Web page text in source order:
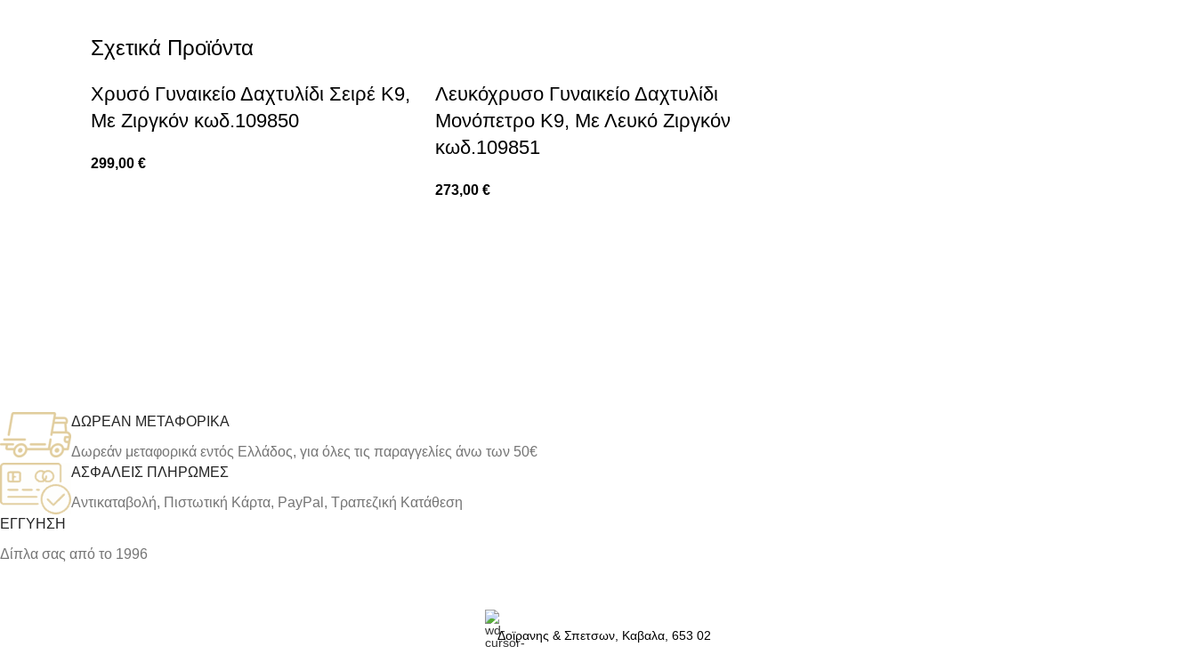
Σχετικά Προϊόντα
Χρυσό Γυναικείο Δαχτυλίδι Σειρέ Κ9,
Με Ζιργκόν κωδ.109850
299,00 €
Λευκόχρυσο Γυναικείο Δαχτυλίδι
Μονόπετρο Κ9, Με Λευκό Ζιργκόν
κωδ.109851
273,00 €
ΔΩΡΕΑΝ ΜΕΤΑΦΟΡΙΚΑ
Δωρεάν μεταφορικά εντός Ελλάδος, για όλες τις παραγγελίες άνω των 50€
ΑΣΦΑΛΕΙΣ ΠΛΗΡΩΜΕΣ
Αντικαταβολή, Πιστωτική Κάρτα, PayPal, Τραπεζική Kατάθεση
ΕΓΓΥΗΣΗ
Δίπλα σας από το 1996
Δοϊρανης & Σπετσων, Καβαλα, 653 02